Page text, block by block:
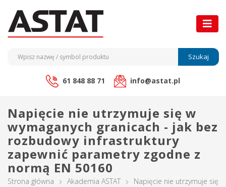
Szukaj
61 848 88 71 info@astat.pl
Napięcie nie utrzymuje się w
wymaganych granicach - jak bez
rozbudowy infrastruktury
zapewnić parametry zgodne z
normą EN 50160
Strona główna Akademia ASTAT Napięcie nie utrzymuje się